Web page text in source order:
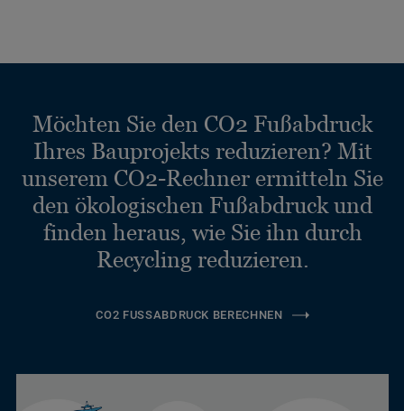
Möchten Sie den CO2 Fußabdruck
Ihres Bauprojekts reduzieren? Mit
unserem CO2-Rechner ermitteln Sie
den ökologischen Fußabdruck und
finden heraus, wie Sie ihn durch
Recycling reduzieren.
CO2 FUSSABDRUCK BERECHNEN